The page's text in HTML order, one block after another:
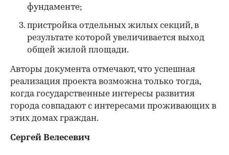
фундаменте;
пристройка отдельных жилых секций, в
результате которой увеличивается выход
общей жилой площади.
Авторы документа отмечают, что успешная
реализация проекта возможна только тогда,
когда государственные интересы развития
города совпадают с интересами проживающих в
этих домах граждан.
Сергей Велесевич